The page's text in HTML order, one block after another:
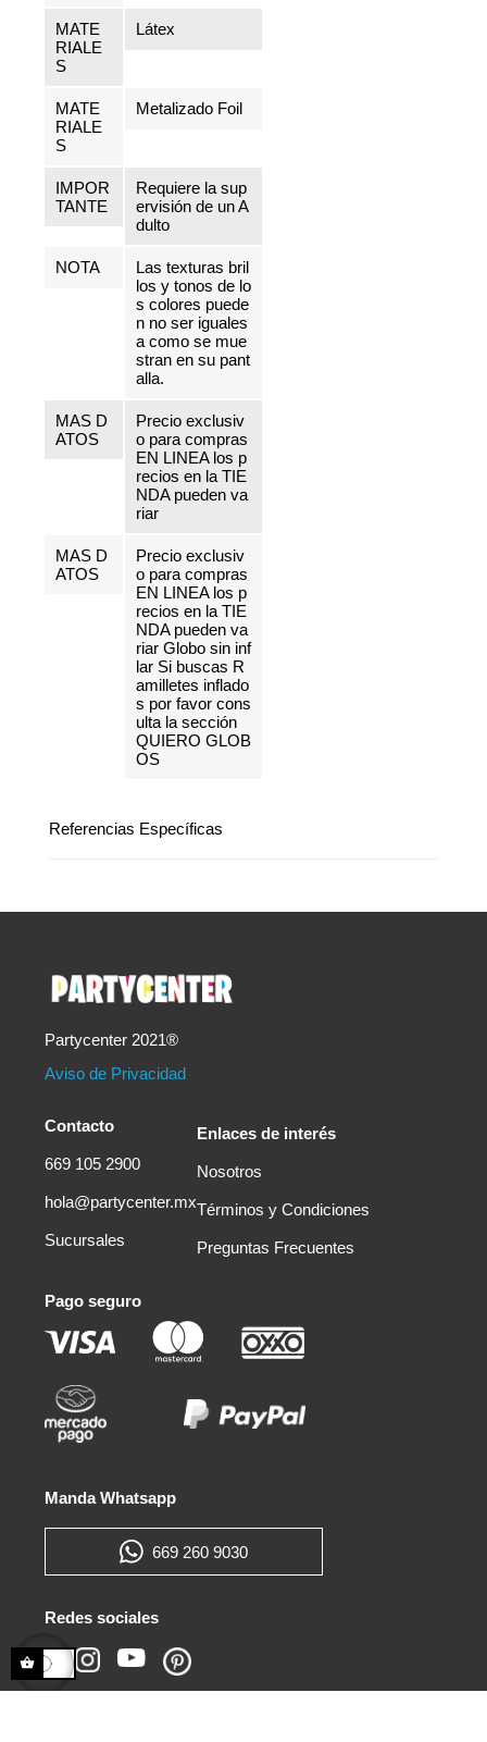
MATE
RIALE
S
Látex
MATE
RIALE
S
Metalizado Foil
IMPOR
TANTE
Requiere la sup
ervisión de un A
dulto
NOTA
Las texturas bril
los y tonos de lo
s colores puede
n no ser iguales
a como se mue
stran en su pant
alla.
MAS D
ATOS
Precio exclusiv
o para compras
EN LINEA los p
recios en la TIE
NDA pueden va
riar
MAS D
ATOS
Precio exclusiv
o para compras
EN LINEA los p
recios en la TIE
NDA pueden va
riar Globo sin inf
lar Si buscas R
amilletes inflado
s por favor cons
ulta la sección
QUIERO GLOB
OS
Referencias Específicas
Partycenter 2021®
Aviso de Privacidad
Contacto
669 105 2900
hola@partycenter.mx
Sucursales
Enlaces de interés
Nosotros
Términos y Condiciones
Preguntas Frecuentes
Pago seguro
Manda Whatsapp
669 260 9030
Redes sociales